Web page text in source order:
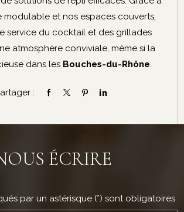
modulable et nos espaces couverts,
service du cocktail et des grillades
atmosphère conviviale, même si la
dans les Bouches-du-Rhône.
:
ÉCRIRE
par un astérisque (*) sont obligatoires